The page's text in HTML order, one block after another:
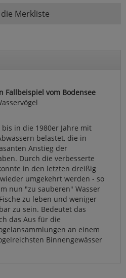
Merkliste
Fallbeispiel vom Bodensee
in die 1980er Jahre mit
belastet, die in
Anstieg der
Durch die verbesserte
in den letzten dreißig
umgekehrt werden - so
nun "zu sauberen" Wasser
zu leben und weniger
zu sein. Bedeutet das
das Aus für die
an einem
Binnengewässer